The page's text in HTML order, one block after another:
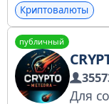
Криптовалюты
публичный